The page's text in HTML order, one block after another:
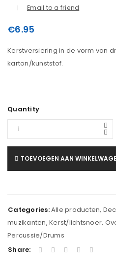
Email to a friend
€6.95
Kerstversiering in de vorm van
karton/kunststof.
Quantity
TOEVOEGEN AAN
Categories:Alle producten,
muzikanten, Kerst/lichtsnoer,
Percussie/Drums
Share: